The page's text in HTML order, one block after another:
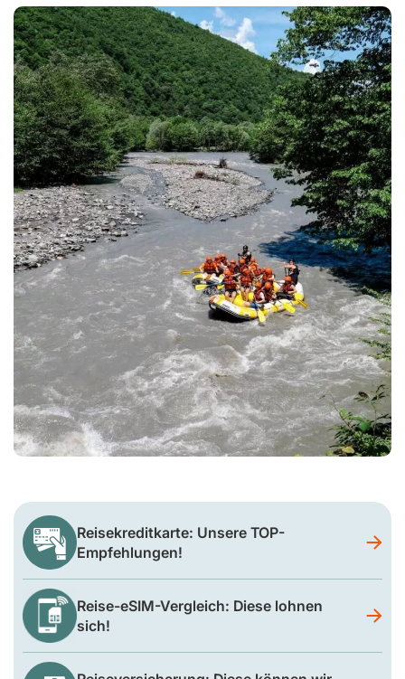
Reisekreditkarte: Unsere TOP-
Empfehlungen!
Reise-eSIM-Vergleich: Diese lohnen
sich!